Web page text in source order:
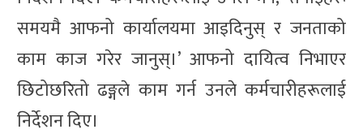
समयमै आफनो कार्यालयमा आइदिनुस् र जनताको
काम काज गरेर जानुस्।’ आफनो दायित्व निभाएर
छिटोछरितो ढङ्गले काम गर्न उनले कर्मचारीहरूलाई
निर्देशन दिए।